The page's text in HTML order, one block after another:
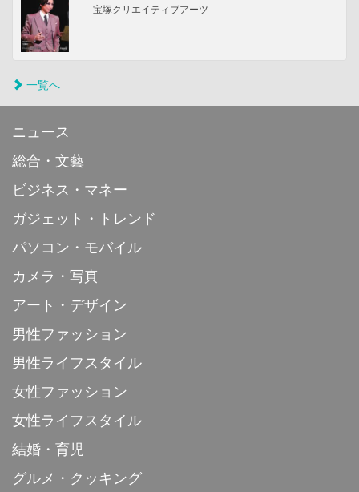
宝塚クリエイティブアーツ
一覧へ
ニュース
総合・文藝
ビジネス・マネー
ガジェット・トレンド
パソコン・モバイル
カメラ・写真
アート・デザイン
男性ファッション
男性ライフスタイル
女性ファッション
女性ライフスタイル
結婚・育児
グルメ・クッキング